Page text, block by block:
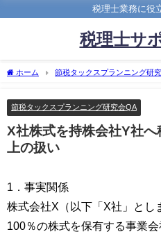
税理士業務に役
税理士サ
ホーム 節税タックスプランニング研
節税タックスプランニング研究会QA
X社株式を持株会社Y社
上の扱い
1．事実関係
株式会社X（以下「X社」とし
100％の株式を保有する事業会